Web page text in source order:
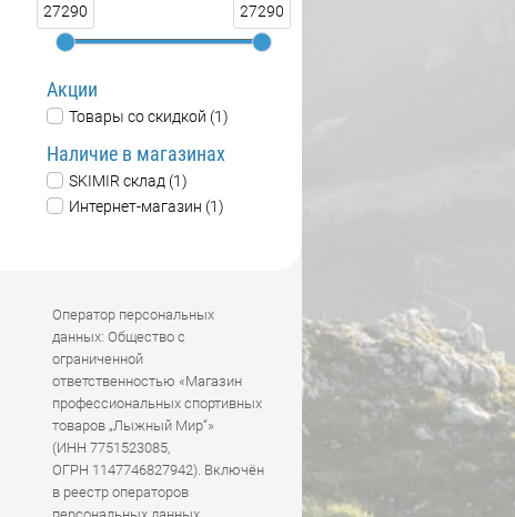
27290 27290
Акции
Товары со скидкой (1)
Наличие в магазинах
SKIMIR склад (1)
Интернет-магазин (1)
Оператор персональных
данных: Общество с
ограниченной
ответственностью «Магазин
профессиональных спортивных
товаров „Лыжный Мир“»
(ИНН 7751523085,
ОГРН 1147746827942). Включён
в реестр операторов